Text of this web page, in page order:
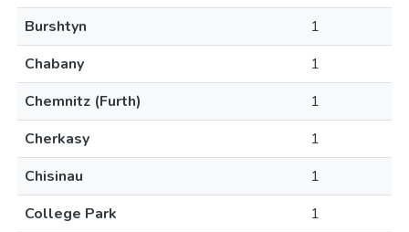
Burshtyn
1
Chabany
1
Chemnitz (Furth)
1
Cherkasy
1
Chisinau
1
College Park
1